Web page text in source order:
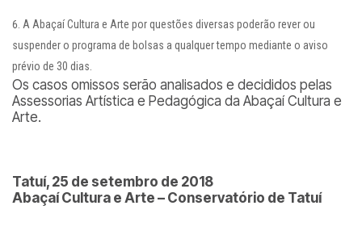
A Abaçaí Cultura e Arte por questões diversas poderão rever ou
suspender o programa de bolsas a qualquer tempo mediante o aviso
prévio de 30 dias.
Os casos omissos serão analisados e decididos pelas
Assessorias Artística e Pedagógica da Abaçaí Cultura e
Arte.
Tatuí, 25 de setembro de 2018
Abaçaí Cultura e Arte – Conservatório de Tatuí